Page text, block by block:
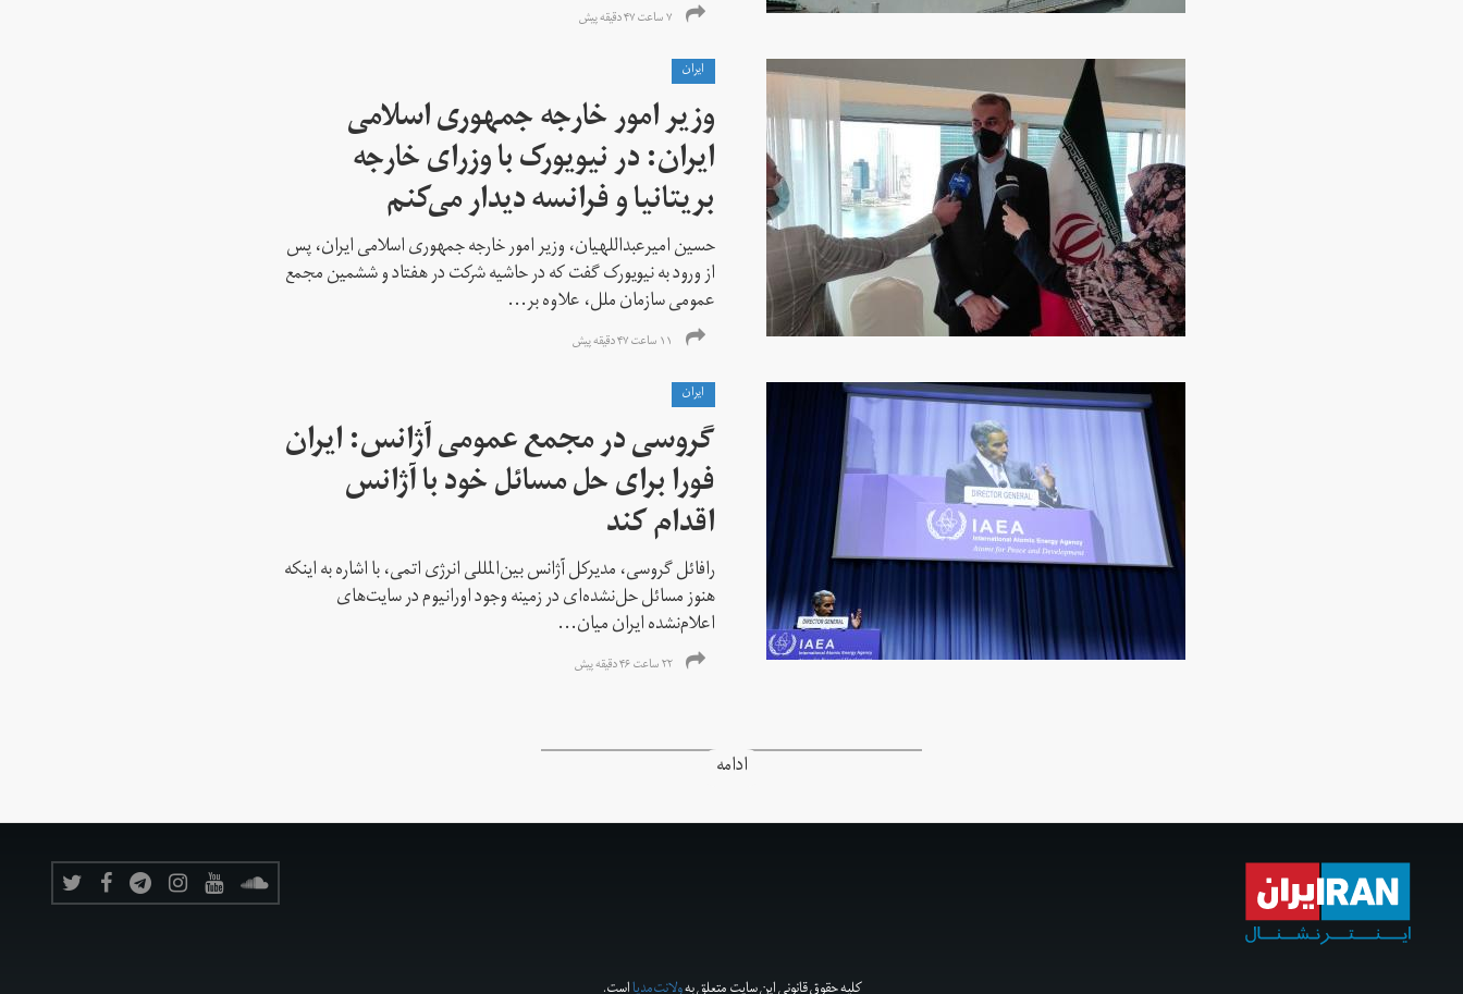
۷ ساعت ۴۷ دقیقه پیش
ايران
وزیر امور خارجه جمهوری اسلامی
ایران: در نیویورک با وزرای خارجه
بریتانیا و فرانسه دیدار می‌کنم
حسین امیرعبداللهیان، وزیر امور خارجه جمهوری اسلامی ایران، پس
از ورود به نیویورک گفت که در حاشیه شرکت در هفتاد و ششمین مجمع
عمومی سازمان ملل، علاوه بر...
۱۱ ساعت ۴۷ دقیقه پیش
ايران
گروسی در مجمع عمومی آژانس: ایران
فورا برای حل مسائل خود با آژانس
اقدام کند
رافائل گروسی، مدیرکل آژانس بین‌المللی انرژی اتمی، با اشاره به اینکه
هنوز مسائل حل‌نشده‌ای در زمینه وجود اورانیوم در سایت‌های
اعلام‌نشده ایران میان...
۲۲ ساعت ۴۶ دقیقه پیش
ادامه